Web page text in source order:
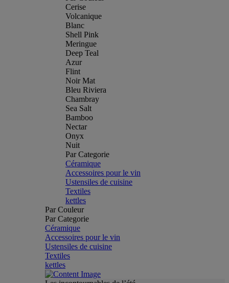
Cerise
Volcanique
Blanc
Shell Pink
Meringue
Deep Teal
Azur
Flint
Noir Mat
Bleu Riviera
Chambray
Sea Salt
Bamboo
Nectar
Onyx
Nuit
Par Categorie
Céramique
Accessoires pour le vin
Ustensiles de cuisine
Textiles
kettles
Par Couleur
Par Categorie
Céramique
Accessoires pour le vin
Ustensiles de cuisine
Textiles
kettles